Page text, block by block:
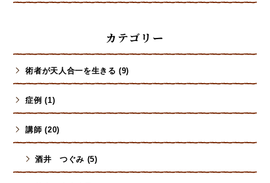
カテゴリー
術者が天人合一を生きる (9)
症例 (1)
講師 (20)
酒井 つぐみ (5)